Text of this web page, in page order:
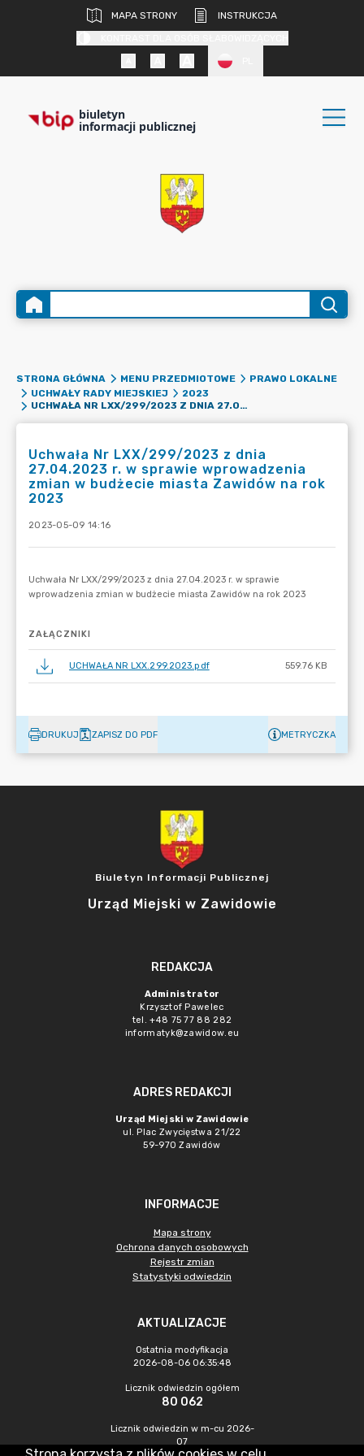
MAPA STRONY
INSTRUKCJA
biuletyn
informacji publicznej
STRONA GŁÓWNA MENU PRZEDMIOTOWE
PRAWO LOKALNE
UCHWAŁY RADY MIEJSKIEJ
2023
UCHWAŁA NR LXX/299/2023 Z DNIA 27.04.2023 R. W SPRAWIE WPROWADZENIA ZMIAN W BUDŻECIE MIASTA ZAWIDÓW NA ROK 2023
Uchwała Nr LXX/299/2023 z dnia
27.04.2023 r. w sprawie wprowadzenia
zmian w budżecie miasta Zawidów na rok
2023
2023-05-09 14:16
ZAŁĄCZNIKI
UCHWAŁA NR LXX.299.2023.pdf 559.76 KB
DRUKUJ ZAPISZ DO PDF METRYCZKA
Biuletyn Informacji Publicznej
Urząd Miejski w Zawidowie
REDAKCJA
Administrator
Krzysztof Pawelec
tel. +48 75 77 88 282
informatyk@zawidow.eu
ADRES REDAKCJI
Urząd Miejski w Zawidowie
ul. Plac Zwycięstwa 21/22
59-970 Zawidów
INFORMACJE
Mapa strony
Ochrona danych osobowych
Rejestr zmian
Statystyki odwiedzin
AKTUALIZACJE
Ostatnia modyfikacja
2026-08-06 06:35:48
Licznik odwiedzin ogółem
80 062
Licznik odwiedzin w m-cu 2026-
07